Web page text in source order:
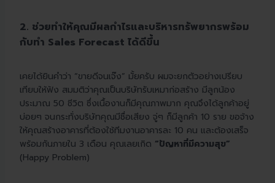
2. ช่วยทำให้คุณมีผลกำไรและบริหารทรัพยากรพร้อม
กับทำ Sales Forecast ได้ดีขึ้น
เคยได้ยินคำว่า “ขายดีจนเจ๊ง” มั้ยครับ ผมจะยกตัวอย่างเปรียบ
เทียบให้ฟัง สมมติว่าคุณเป็นบริษัทรับเหมาก่อสร้าง มีลูกน้อง
ประมาณ 50 ชีวิต ซึ่งเนื้องานก็มีคุณภาพมาก คุณจึงได้ลูกค้าอยู่
บ่อยๆ จนกระทั่งบริษัทคุณมีชื่อเสียง จู่ๆ ก็มีลูกค้า 10 ราย ขอจ้าง
ให้คุณสร้างอาคารที่ต้องใช้ทีมงานอาคารละ 10 คน และต้องเสร็จ
พร้อมกันภายใน 3 เดือน คุณเลยเกิด “ปัญหาที่มีความสุข”
(Happy Problem)